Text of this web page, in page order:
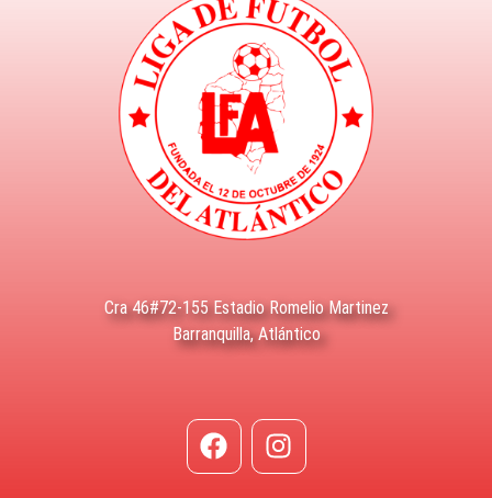
Cra 46#72-155 Estadio Romelio Martinez
Barranquilla, Atlántico